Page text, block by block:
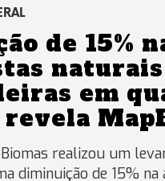
de 15%
naturais
em
revela
realizou um
diminuição de 15% na